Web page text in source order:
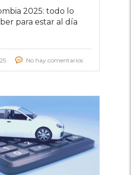
2025: todo lo
para estar al día
No hay comentarios